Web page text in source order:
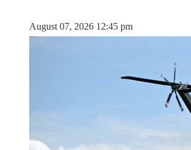
August 07, 2026 12:45 pm